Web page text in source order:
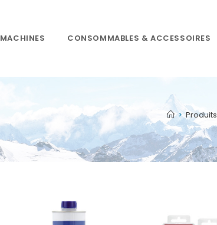
MACHINES CONSOMMABLES & ACCESSOIRES
> Produits